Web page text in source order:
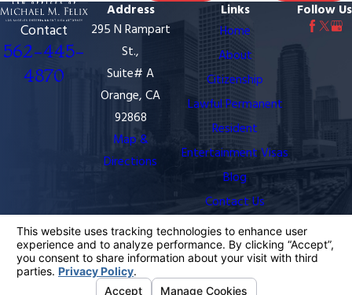
Contact
562-445-
4870
Address
295 N Rampart
St.,
Suite# A
Orange, CA
92868
Map &
Directions
Links
Home
About
Citizenship
Lawful Permanent
Resident
Entertainment Visas
Blog
Contact Us
Follow Us
information purposes only. Nothing on this site should
be taken as legal advice for any individual case or
situation.
This information is not intended to create, and receipt